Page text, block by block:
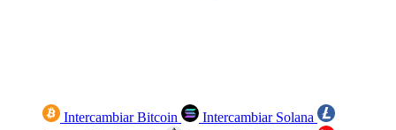
Intercambiar Bitcoin
Intercambiar Solana